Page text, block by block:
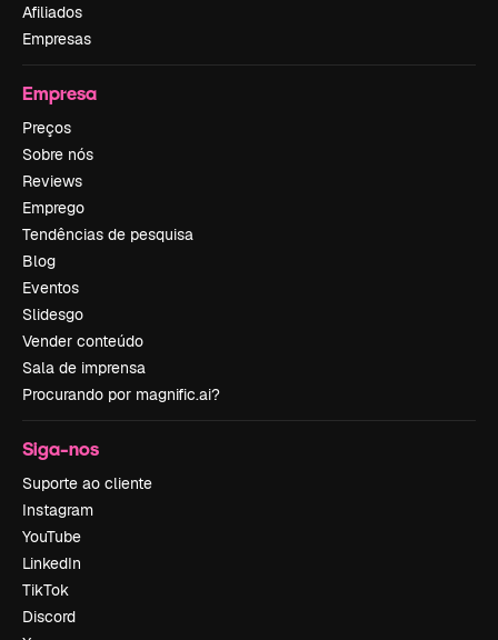
Afiliados
Empresas
Empresa
Preços
Sobre nós
Reviews
Emprego
Tendências de pesquisa
Blog
Eventos
Slidesgo
Vender conteúdo
Sala de imprensa
Procurando por magnific.ai?
Siga-nos
Suporte ao cliente
Instagram
YouTube
LinkedIn
TikTok
Discord